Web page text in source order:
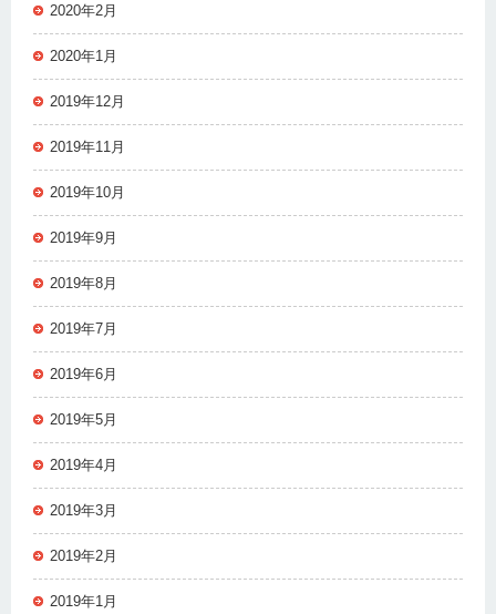
2020年2月
2020年1月
2019年12月
2019年11月
2019年10月
2019年9月
2019年8月
2019年7月
2019年6月
2019年5月
2019年4月
2019年3月
2019年2月
2019年1月